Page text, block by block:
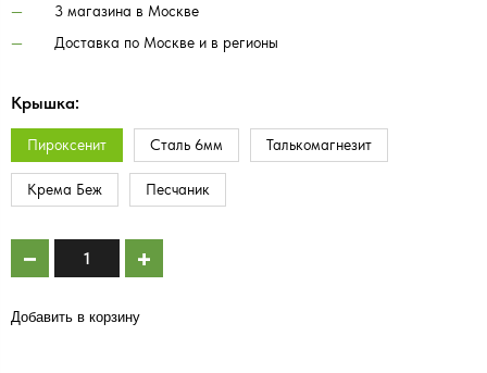
3 магазина в Москве
Доставка по Москве и в регионы
Крышка:
Пироксенит Сталь 6мм Талькомагнезит
Крема Беж Песчаник
Добавить в корзину